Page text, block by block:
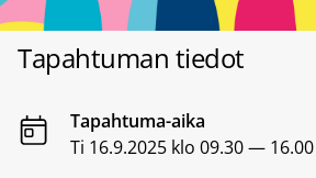
Tapahtuman tiedot
Tapahtuma-aika
Ti 16.9.2025 klo 09.30 — 16.00